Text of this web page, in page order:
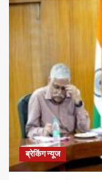
ब्रेकिंग न्यूज